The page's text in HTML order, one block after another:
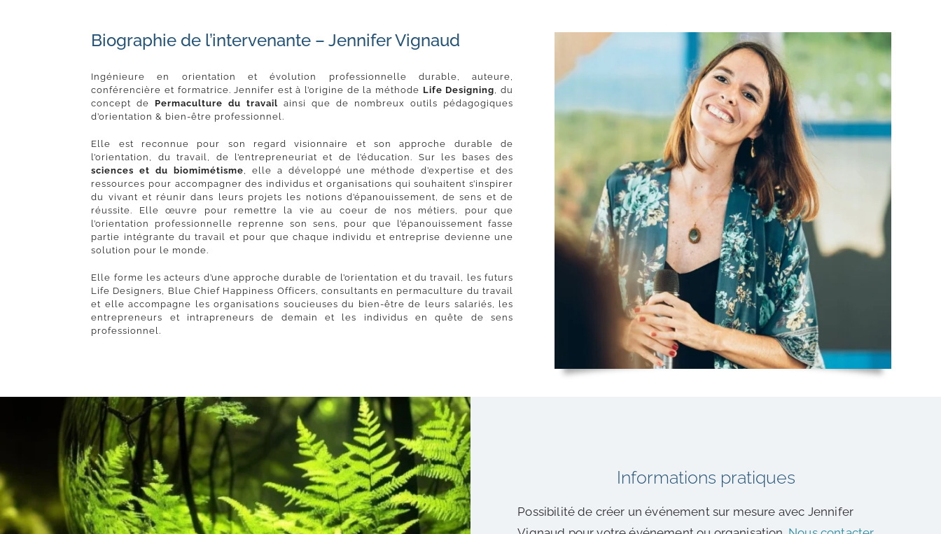
Biographie de l’intervenante – Jennifer Vignaud
Ingénieure en orientation et évolution professionnelle durable, auteure,
conférencière et formatrice. Jennifer est à l’origine de la méthode Life Designing, du
concept de Permaculture du travail ainsi que de nombreux outils pédagogiques
d’orientation & bien-être professionnel.
Elle est reconnue pour son regard visionnaire et son approche durable de
l’orientation, du travail, de l’entrepreneuriat et de l’éducation. Sur les bases des
sciences et du biomimétisme, elle a développé une méthode d’expertise et des
ressources pour accompagner des individus et organisations qui souhaitent s’inspirer
du vivant et réunir dans leurs projets les notions d’épanouissement, de sens et de
réussite. Elle œuvre pour remettre la vie au coeur de nos métiers, pour que
l’orientation professionnelle reprenne son sens, pour que l’épanouissement fasse
partie intégrante du travail et pour que chaque individu et entreprise devienne une
solution pour le monde.
Elle forme les acteurs d’une approche durable de l’orientation et du travail, les futurs
Life Designers, Blue Chief Happiness Officers, consultants en permaculture du travail
et elle accompagne les organisations soucieuses du bien-être de leurs salariés, les
entrepreneurs et intrapreneurs de demain et les individus en quête de sens
professionnel.
Informations pratiques
Possibilité de créer un événement sur mesure avec Jennifer